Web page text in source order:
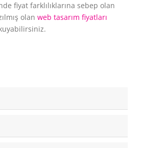
fiyat farklılıklarına sebep olan
olanweb tasarım fiyatları